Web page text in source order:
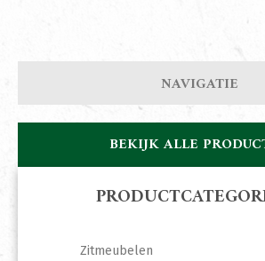
NAVIGATIE
BEKIJK ALLE
Zitmeubelen